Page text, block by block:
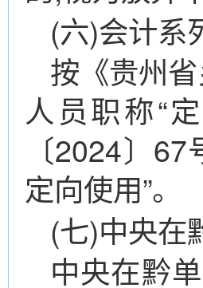
(六)会计系
按《贵州
人员职称“
〔2024〕
定向使用”。
(七)中央在
中央在黔